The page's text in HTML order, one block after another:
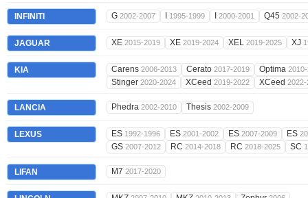
INFINITI G 2002-2007 1995-1999 2000-2001 Q45 2002-
JAGUAR XE 2015-2019 XE 2019-2024 XEL 2019-2025 XJ
KIA Carens 2006-2013 Cerato 2017-2019 Optima
Stinger 2020-2024 XCeed 2019-2022 XCeed 2022-
LANCIA Phedra 2002-2010 Thesis 2002-2009
LEXUS ES 1992-1996 ES 2001-2002 ES 2007-2009 ES
GS 2007-2012 RC 2014-2018 RC 2018-2025 SC
LIFAN M7 2017-2020